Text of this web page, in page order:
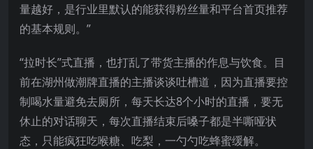
量越好，是行业里默认的能获得粉丝量和平台首页推荐
的基本规则。”
“拉时长”式直播，也打乱了带货主播的作息与饮食。目
前在湖州做潮牌直播的主播谈谈吐槽道，因为直播要控
制喝水量避免去厕所，每天长达8个小时的直播，要无
休止的对话聊天，每次直播结束后嗓子都是半嘶哑状
态，只能疯狂吃喉糖、吃梨，一勺勺吃蜂蜜缓解。